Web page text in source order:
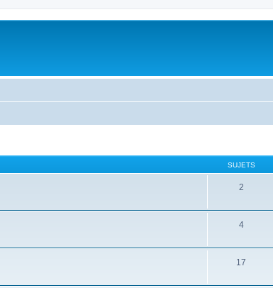
SUJETS
2
4
17